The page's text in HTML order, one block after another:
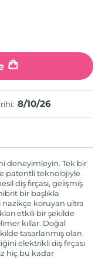
8/10/26
herhangi bir
Belgesinde yer
adresimize
Ürününüzle
yeni bir ürünle
deneyimleyin. Tek bir
patentli teknolojiyle
diş fırçası, gelişmiş
bir başlıkla
nazikçe koruyan ultra
etkili bir şekilde
kıllar. Doğal
tasarlanmış olan
elektrikli diş fırçası
hiç bu kadar